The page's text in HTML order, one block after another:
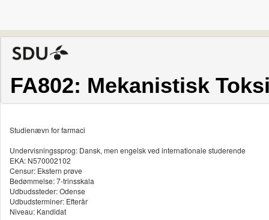
FA802: Mekanistisk
Studienævn for farmaci
Undervisningssprog: Dansk, men engelsk ved internationale studerende
EKA: N570002102
Censur: Ekstern prøve
Bedømmelse: 7-trinsskala
Udbudssteder: Odense
Udbudsterminer: Efterår
Niveau: Kandidat